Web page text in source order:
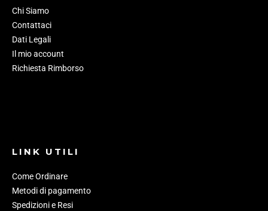
Chi Siamo
Contattaci
Dati Legali
Il mio account
Richiesta Rimborso
LINK UTILI
Come Ordinare
Metodi di pagamento
Spedizioni e Resi